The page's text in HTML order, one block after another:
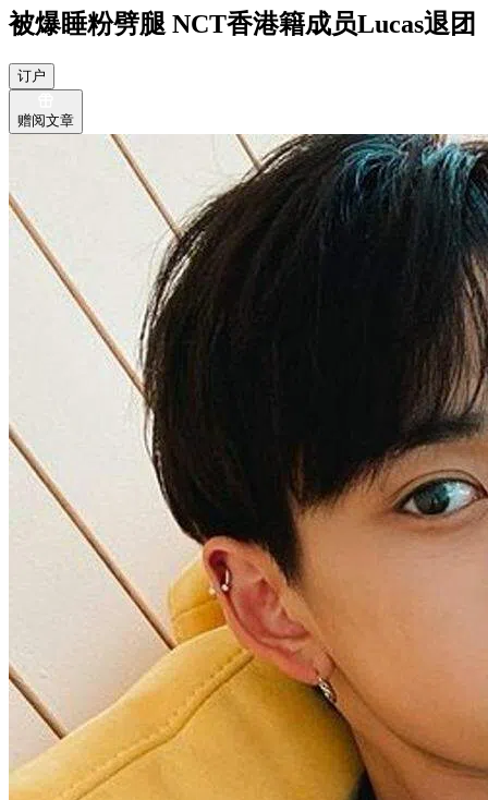
被爆睡粉劈腿 NCT香港籍成员Lucas退团
订户
赠阅文章